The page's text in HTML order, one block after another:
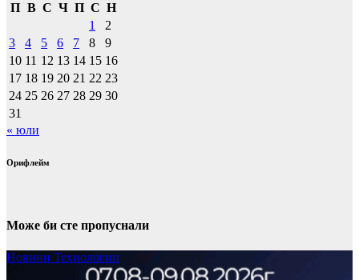
П В С Ч П С Н
1
2
3
4 5 6 7 8
9
10 11 12 13 14 15 16
17 18 19 20 21 22 23
24 25 26 27 28 29 30
31
« юли
Орифлейм
Може би сте пропуснали
Новини Технологии